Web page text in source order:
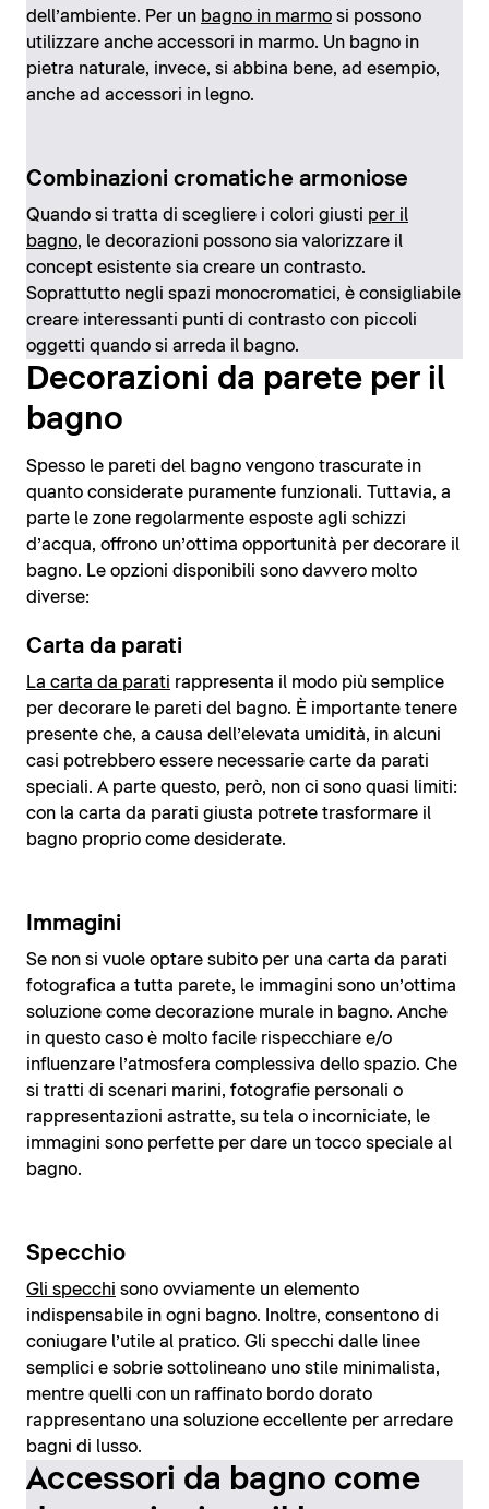
dell’ambiente. Per un bagno in marmo si possono
utilizzare anche accessori in marmo. Un bagno in
pietra naturale, invece, si abbina bene, ad esempio,
anche ad accessori in legno.
Combinazioni cromatiche armoniose
Quando si tratta di scegliere i colori giusti per il
bagno, le decorazioni possono sia valorizzare il
concept esistente sia creare un contrasto.
Soprattutto negli spazi monocromatici, è consigliabile
creare interessanti punti di contrasto con piccoli
oggetti quando si arreda il bagno.
Decorazioni da parete per il
bagno
Spesso le pareti del bagno vengono trascurate in
quanto considerate puramente funzionali. Tuttavia, a
parte le zone regolarmente esposte agli schizzi
d’acqua, offrono un’ottima opportunità per decorare il
bagno. Le opzioni disponibili sono davvero molto
diverse:
Carta da parati
La carta da parati rappresenta il modo più semplice
per decorare le pareti del bagno. È importante tenere
presente che, a causa dell’elevata umidità, in alcuni
casi potrebbero essere necessarie carte da parati
speciali. A parte questo, però, non ci sono quasi limiti:
con la carta da parati giusta potrete trasformare il
bagno proprio come desiderate.
Immagini
Se non si vuole optare subito per una carta da parati
fotografica a tutta parete, le immagini sono un’ottima
soluzione come decorazione murale in bagno. Anche
in questo caso è molto facile rispecchiare e/o
influenzare l’atmosfera complessiva dello spazio. Che
si tratti di scenari marini, fotografie personali o
rappresentazioni astratte, su tela o incorniciate, le
immagini sono perfette per dare un tocco speciale al
bagno.
Specchio
Gli specchi sono ovviamente un elemento
indispensabile in ogni bagno. Inoltre, consentono di
coniugare l’utile al pratico. Gli specchi dalle linee
semplici e sobrie sottolineano uno stile minimalista,
mentre quelli con un raffinato bordo dorato
rappresentano una soluzione eccellente per arredare
bagni di lusso.
Accessori da bagno come